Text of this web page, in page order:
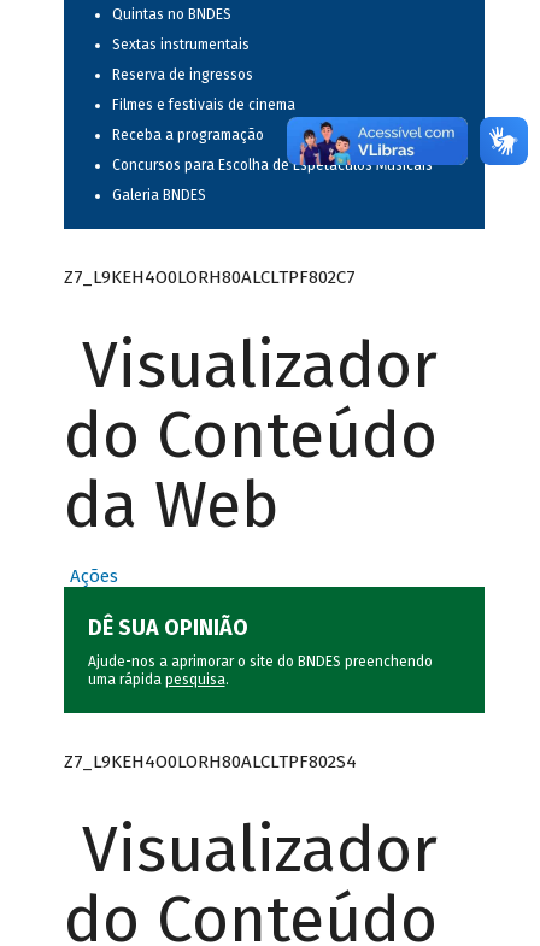
Quintas no BNDES
Sextas instrumentais
Reserva de ingressos
Filmes e festivais de cinema
Receba a programação
Concursos para Escolha de Espetáculos Musicais
Galeria BNDES
Z7_L9KEH4O0LORH80ALCLTPF802C7
Visualizador
do Conteúdo
da Web
Ações
DÊ SUA OPINIÃO
Ajude-nos a aprimorar o site do BNDES preenchendo
uma rápida pesquisa.
Z7_L9KEH4O0LORH80ALCLTPF802S4
Visualizador
do Conteúdo